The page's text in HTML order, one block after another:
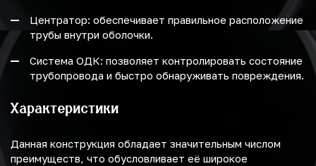
Центратор: обеспечивает правильное расположение
трубы внутри оболочки.
Система ОДК: позволяет контролировать состояние
трубопровода и быстро обнаруживать повреждения.
Характеристики
Данная конструкция обладает значительным числом
преимуществ, что обусловливает её широкое